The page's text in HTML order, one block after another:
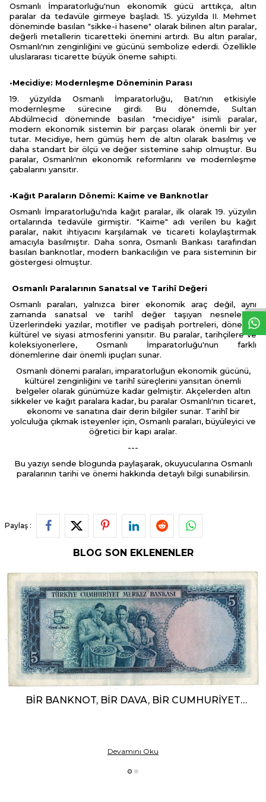
Osmanlı İmparatorluğu'nun ekonomik gücü arttıkça, altın
paralar da tedavüle girmeye başladı. 15. yüzyılda II. Mehmet
döneminde basılan "sikke-i hasene" olarak bilinen altın paralar,
değerli metallerin ticaretteki önemini artırdı. Bu altın paralar,
Osmanlı'nın zenginliğini ve gücünü sembolize ederdi. Özellikle
uluslararası ticarette büyük öneme sahipti.
•Mecidiye: Modernleşme Döneminin Parası
19. yüzyılda Osmanlı İmparatorluğu, Batı'nın etkisiyle
modernleşme sürecine girdi. Bu dönemde, Sultan
Abdülmecid döneminde basılan "mecidiye" isimli paralar,
modern ekonomik sistemin bir parçası olarak önemli bir yer
tutar. Mecidiye, hem gümüş hem de altın olarak basılmış ve
daha standart bir ölçü ve değer sistemine sahip olmuştur. Bu
paralar, Osmanlı'nın ekonomik reformlarını ve modernleşme
çabalarını yansıtır.
•Kağıt Paraların Dönemi: Kaime ve Banknotlar
Osmanlı İmparatorluğu'nda kağıt paralar, ilk olarak 19. yüzyılın
ortalarında tedavüle girmiştir. "Kaime" adı verilen bu kağıt
paralar, nakit ihtiyacını karşılamak ve ticareti kolaylaştırmak
amacıyla basılmıştır. Daha sonra, Osmanlı Bankası tarafından
basılan banknotlar, modern bankacılığın ve para sisteminin bir
göstergesi olmuştur.
Osmanlı Paralarının Sanatsal ve Tarihî Değeri
Osmanlı paraları, yalnızca birer ekonomik araç değil, aynı
zamanda sanatsal ve tarihî değer taşıyan nesnelerdir.
Üzerlerindeki yazılar, motifler ve padişah portreleri, dönemin
kültürel ve siyasi atmosferini yansıtır. Bu paralar, tarihçilere ve
koleksiyonerlere, Osmanlı İmparatorluğu'nun farklı
dönemlerine dair önemli ipuçları sunar.
Osmanlı dönemi paraları, imparatorluğun ekonomik gücünü,
kültürel zenginliğini ve tarihî süreçlerini yansıtan önemli
belgeler olarak günümüze kadar gelmiştir. Akçelerden altın
sikkeler ve kağıt paralara kadar, bu paralar Osmanlı'nın ticaret,
ekonomi ve sanatına dair derin bilgiler sunar. Tarihî bir
yolculuğa çıkmak isteyenler için, Osmanlı paraları, büyüleyici ve
öğretici bir kapı aralar.
---
Bu yazıyı sende blogunda paylaşarak, okuyucularına Osmanlı
paralarının tarihi ve önemi hakkında detaylı bilgi sunabilirsin.
Paylaş :
BLOG SON EKLENENLER
BIR BANKNOT, BIR DAVA, BIR CUMHURIYET
Devamını Oku